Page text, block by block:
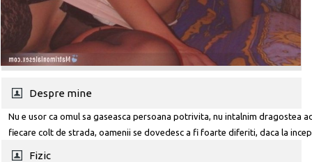
Despre mine
Nu e usor ca omul sa gaseasca persoana potrivita, nu intalnim dragostea
fiecare colt de strada, oamenii se dovedesc a fi foarte diferiti, daca la
aspectul fizic conteaza, in timp suntem mai mult atrasi de personalitate,
Fizic